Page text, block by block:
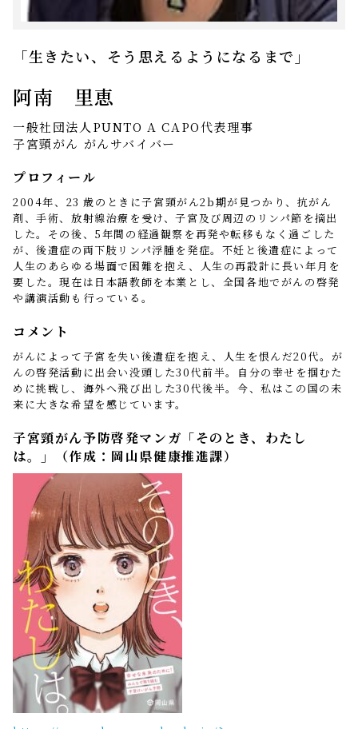
「生きたい、そう思えるようになるまで」
阿南 里恵
一般社団法人PUNTO A CAPO代表理事
子宮頸がん がんサバイバー
プロフィール
2004年、23 歳のときに子宮頸がん2b期が見つかり、抗がん
剤、手術、放射線治療を受け、子宮及び周辺のリンパ節を摘出
した。その後、5年間の経過観察を再発や転移もなく過ごした
が、後遺症の両下肢リンパ浮腫を発症。不妊と後遺症によって
人生のあらゆる場面で困難を抱え、人生の再設計に長い年月を
要した。現在は日本語教師を本業とし、全国各地でがんの啓発
や講演活動も行っている。
コメント
がんによって子宮を失い後遺症を抱え、人生を恨んだ20代。が
んの啓発活動に出会い没頭した30代前半。自分の幸せを掴むた
めに挑戦し、海外へ飛び出した30代後半。今、私はこの国の未
来に大きな希望を感じています。
子宮頸がん予防啓発マンガ「そのとき、わたし
は。」（作成：岡山県健康推進課）